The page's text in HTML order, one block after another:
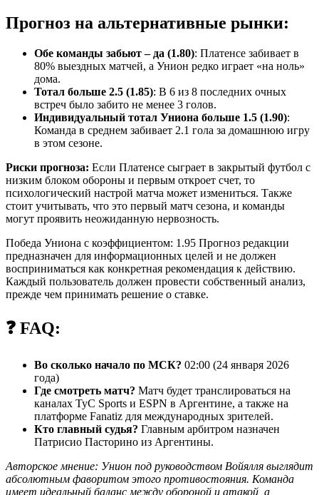
Прогноз на альтернативные рынки:
Обе команды забьют – да (1.80): Платенсе забивает в
80% выездных матчей, а Унион редко играет «на ноль»
дома.
Тотал больше 2.5 (1.85): В 6 из 8 последних очных
встреч было забито не менее 3 голов.
Индивидуальный тотал Униона больше 1.5 (1.90):
Команда в среднем забивает 2.1 гола за домашнюю игру
в этом сезоне.
Риски прогноза: Если Платенсе сыграет в закрытый футбол с
низким блоком обороны и первым откроет счет, то
психологический настрой матча может измениться. Также
стоит учитывать, что это первый матч сезона, и команды
могут проявить неожиданную нервозность.
Победа Униона с коэффициентом: 1.95 Прогноз редакции
предназначен для информационных целей и не должен
восприниматься как конкретная рекомендация к действию.
Каждый пользователь должен провести собственный анализ,
прежде чем принимать решение о ставке.
❓ FAQ:
Во сколько начало по МСК? 02:00 (24 января 2026
года)
Где смотреть матч? Матч будет транслироваться на
каналах TyC Sports и ESPN в Аргентине, а также на
платформе Fanatiz для международных зрителей.
Кто главный судья? Главным арбитром назначен
Патрисио Пасторино из Аргентины.
Авторское мнение: Унион под руководством Войялля выглядит
абсолютным фаворитом этого противостояния. Команда
имеет идеальный баланс между обороной и атакой, а